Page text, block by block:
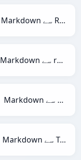
Markdown سے RDataFrame
Markdown سے reStructuredText
Markdown سے Magic
Markdown سے TracWiki